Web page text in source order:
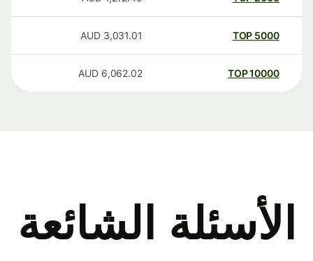
5000
TOP
3,031.01
AUD
10000
TOP
6,062.02
AUD
الأسئلة الشائعة